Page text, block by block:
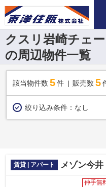
クスリ岩崎チェ
の周辺物件一覧
該当物件数 5件 販売数 5
絞り込み条件： なし
賃貸 | アパート メゾン今井
仲手無